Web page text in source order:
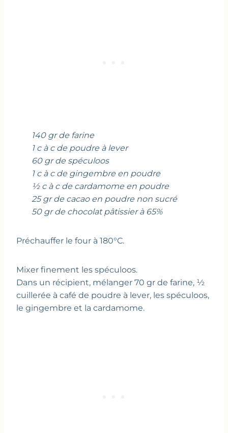
140 gr de farine
1 c à c de poudre à lever
60 gr de spéculoos
1 c à c de gingembre en poudre
½ c à c de cardamome en poudre
25 gr de cacao en poudre non sucré
50 gr de chocolat pâtissier à 65%
Préchauffer le four à 180°C.
Mixer finement les spéculoos.
Dans un récipient, mélanger 70 gr de farine, ½
cuillerée à café de poudre à lever, les spéculoos,
le gingembre et la cardamome.